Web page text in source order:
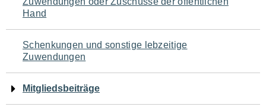
Hand
Schenkungen und sonstige lebzeitige
Zuwendungen
Mitgliedsbeiträge